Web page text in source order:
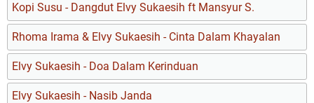
Kopi Susu - Dangdut Elvy Sukaesih ft Mansyur S.
Rhoma Irama & Elvy Sukaesih - Cinta Dalam Khayalan
Elvy Sukaesih - Doa Dalam Kerinduan
Elvy Sukaesih - Nasib Janda